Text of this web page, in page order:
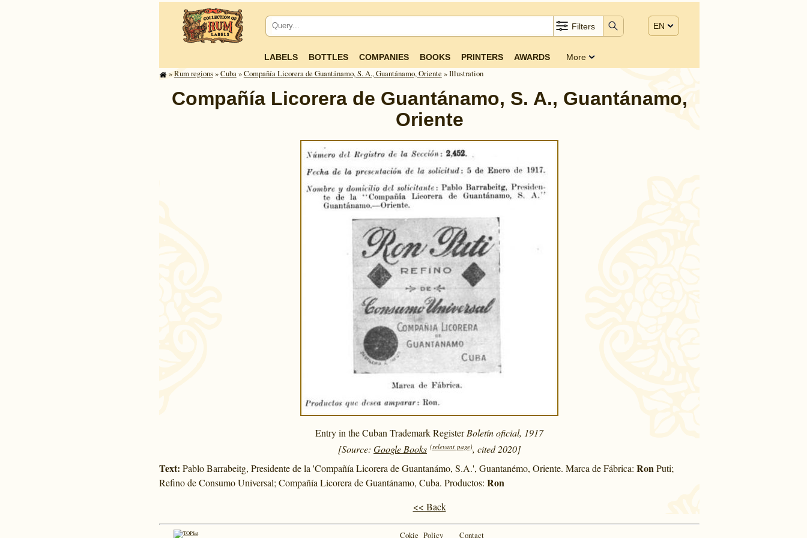
Filters EN
LABELS BOTTLES COMPANIES BOOKS PRINTERS AWARDS More
»Rum regions»Cuba»Compañía Licorera de Guantánamo, S. A., Guantánamo, Oriente » Illustration
Compañía Licorera de Guantánamo, S. A., Guantánamo,
Oriente
Entry in the Cuban Trademark RegisterBoletín oficial, 1917
[Source: Google Books (relevant page), cited 2020]
Text: Pablo Barrabeitg, Presidente de la 'Compañía Licorera de Guantanámo, S.A.', Guantanémo, Oriente. Marca de Fábrica: RonPuti;
Refino de Consumo Universal; Compañía Licorera de Guantánamo, Cuba. Productos: Ron
<< Back
Cokie Policy Contact